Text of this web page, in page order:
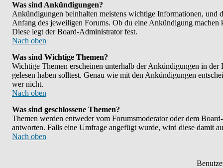
Was sind Ankündigungen?
Ankündigungen beinhalten meistens wichtige Informationen, und
Anfang des jeweiligen Forums. Ob du eine Ankündigung
Diese legt der Board-Administrator fest.
Nach oben
Was sind Wichtige Themen?
Wichtige Themen erscheinen unterhalb der Ankündigungen in
gelesen haben solltest. Genau wie mit den Ankündigungen
wer nicht.
Nach oben
Was sind geschlossene Themen?
Themen werden entweder vom Forumsmoderator oder dem
antworten. Falls eine Umfrage angefügt wurde, wird diese damit
Nach oben